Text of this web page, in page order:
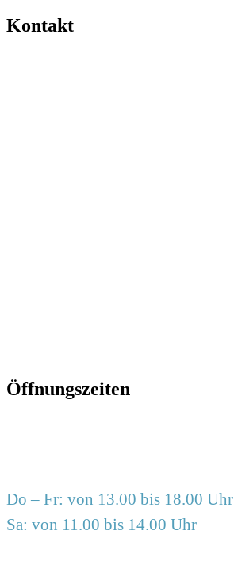
Kontakt
Öffnungszeiten
Do – Fr: von 13.00 bis 18.00 Uhr
Sa: von 11.00 bis 14.00 Uhr